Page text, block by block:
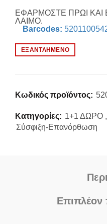
ΕΦΑΡΜΟΣΤΕ ΠΡΩΙ ΚΑΙ
ΛΑΙΜΟ.
Barcodes:
ΕΞΑΝΤΛΗΜΈΝΟ
Κωδικός προϊόντος:
Κατηγορίες: 1+1 ΔΩΡΟ ,
Σύσφιξη-Επανόρθωση
Επιπλέον